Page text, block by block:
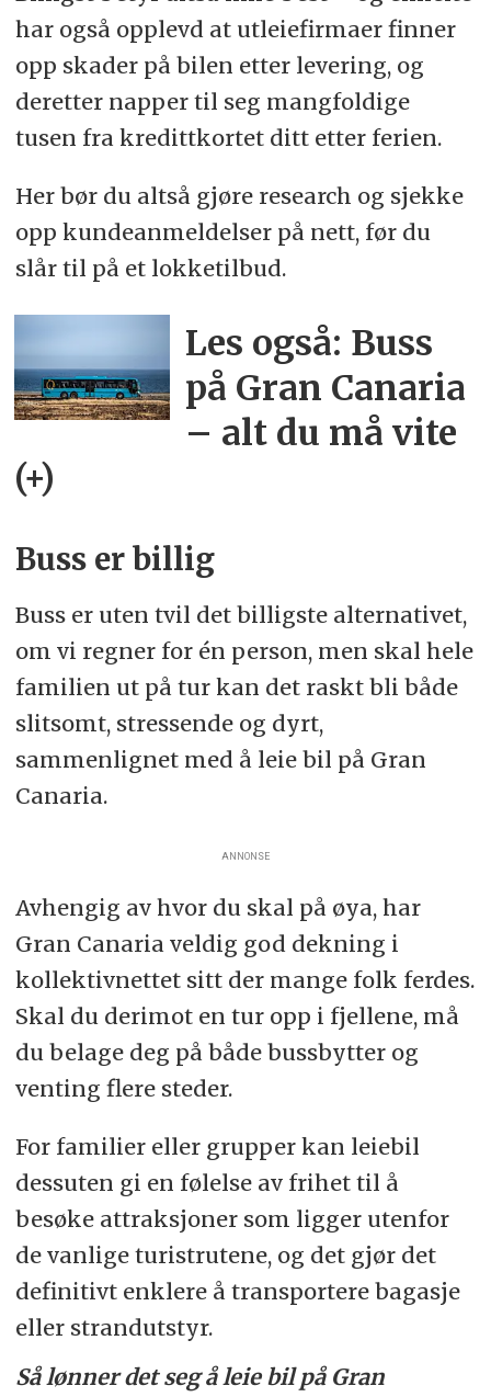
har også opplevd at utleiefirmaer finner
opp skader på bilen etter levering, og
deretter napper til seg mangfoldige
tusen fra kredittkortet ditt etter ferien.
Her bør du altså gjøre research og sjekke
opp kundeanmeldelser på nett, før du
slår til på et lokketilbud.
Les også: Buss
på Gran Canaria
– alt du må vite
(+)
Buss er billig
Buss er uten tvil det billigste alternativet,
om vi regner for én person, men skal hele
familien ut på tur kan det raskt bli både
slitsomt, stressende og dyrt,
sammenlignet med å leie bil på Gran
Canaria.
ANNONSE
Avhengig av hvor du skal på øya, har
Gran Canaria veldig god dekning i
kollektivnettet sitt der mange folk ferdes.
Skal du derimot en tur opp i fjellene, må
du belage deg på både bussbytter og
venting flere steder.
For familier eller grupper kan leiebil
dessuten gi en følelse av frihet til å
besøke attraksjoner som ligger utenfor
de vanlige turistrutene, og det gjør det
definitivt enklere å transportere bagasje
eller strandutstyr.
Så lønner det seg å leie bil på Gran